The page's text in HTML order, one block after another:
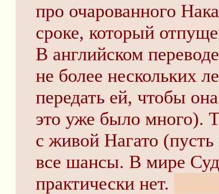
про очарованного
сроке, который
В английском
не более нескольких
передать ей, чтобы
это уже было много).
с живой Нагато
все шансы. В мире
практически нет.